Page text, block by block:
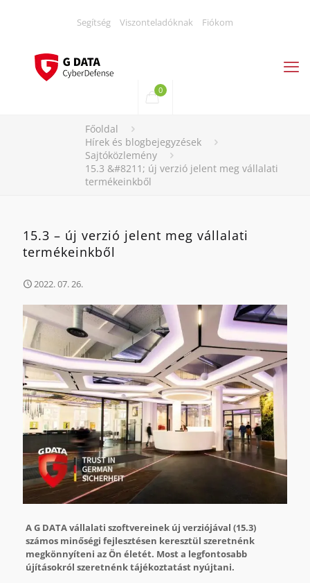
Segítség Viszonteladóknak Fiókom
0
Főoldal
Hírek és blogbejegyzések
Sajtóközlemény
15.3 &#8211; új verzió jelent meg vállalati
termékeinkből
15.3 – új verzió jelent meg vállalati
termékeinkből
2022. 07. 26.
A G DATA vállalati szoftvereinek új verziójával (15.3)
számos minőségi fejlesztésen keresztül szeretnénk
megkönnyíteni az Ön életét. Most a legfontosabb
újításokról szeretnénk tájékoztatást nyújtani.